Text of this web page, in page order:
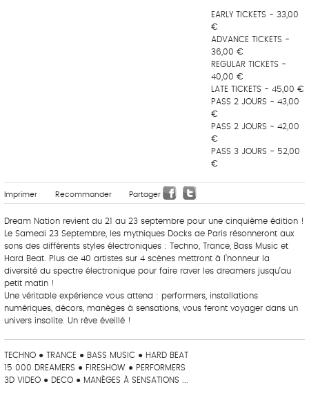
EARLY TICKETS - 33,00
€
ADVANCE TICKETS -
36,00 €
REGULAR TICKETS -
40,00 €
LATE TICKETS - 45,00 €
PASS 2 JOURS - 43,00
€
PASS 2 JOURS - 42,00
€
PASS 3 JOURS - 52,00
€
Imprimer Recommander Partager
Dream Nation revient du 21 au 23 septembre pour une cinquième édition !
Le Samedi 23 Septembre, les mythiques Docks de Paris résonneront aux
sons des différents styles électroniques : Techno, Trance, Bass Music et
Hard Beat. Plus de 40 artistes sur 4 scènes mettront à l’honneur la
diversité du spectre électronique pour faire raver les dreamers jusqu’au
petit matin !
Une véritable expérience vous attend : performers, installations
numériques, décors, manèges à sensations, vous feront voyager dans un
univers insolite. Un rêve éveillé !
TECHNO ● TRANCE ● BASS MUSIC ● HARD BEAT
15 000 DREAMERS ● FIRESHOW ● PERFORMERS
3D VIDEO ● DECO ● MANÈGES À SENSATIONS ...